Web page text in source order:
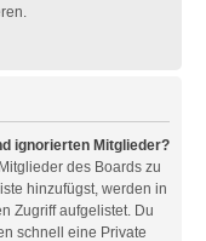
ignorierten Mitglieder?
des Boards zu
hinzufügst, werden in
Zugriff aufgelistet. Du
schnell eine Private